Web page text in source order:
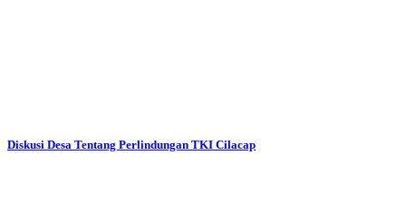
Diskusi Desa Tentang Perlindungan TKI Cilacap